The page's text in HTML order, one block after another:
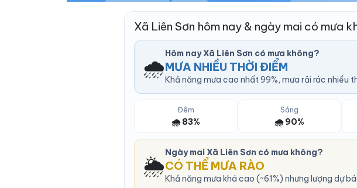
Xã Liên Sơn hôm nay & ngày mai có mưa
🌧️
Hôm nay Xã Liên Sơn có mưa không?
MƯA NHIỀU THỜI ĐIỂM
Khả năng mưa cao nhất 99%, mưa rải rác nhiều
Đêm
🌧️ 83%
Sáng
🌧️ 90%
🌦️
Ngày mai Xã Liên Sơn có mưa không?
CÓ THỂ MƯA RÀO
Khả năng mưa khá cao (~61%) nhưng lượng dự